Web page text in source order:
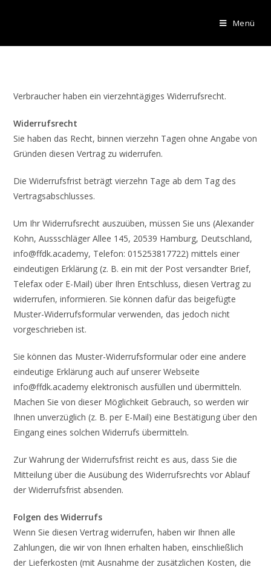
Menü
Verbraucher haben ein vierzehntägiges Widerrufsrecht.
Widerrufsrecht
Sie haben das Recht, binnen vierzehn Tagen ohne Angabe von
Gründen diesen Vertrag zu widerrufen.
Die Widerrufsfrist beträgt vierzehn Tage ab dem Tag des
Vertragsabschlusses.
Um Ihr Widerrufsrecht auszuüben, müssen Sie uns (Alexander
Kohn, Aussschläger Allee 145, 20539 Hamburg, Deutschland,
info@ffdk.academy, Telefon: 015253817722) mittels einer
eindeutigen Erklärung (z. B. ein mit der Post versandter Brief,
Telefax oder E-Mail) über Ihren Entschluss, diesen Vertrag zu
widerrufen, informieren. Sie können dafür das beigefügte
Muster-Widerrufsformular verwenden, das jedoch nicht
vorgeschrieben ist.
Sie können das Muster-Widerrufsformular oder eine andere
eindeutige Erklärung auch auf unserer Webseite
info@ffdk.academy elektronisch ausfüllen und übermitteln.
Machen Sie von dieser Möglichkeit Gebrauch, so werden wir
Ihnen unverzüglich (z. B. per E-Mail) eine Bestätigung über den
Eingang eines solchen Widerrufs übermitteln.
Zur Wahrung der Widerrufsfrist reicht es aus, dass Sie die
Mitteilung über die Ausübung des Widerrufsrechts vor Ablauf
der Widerrufsfrist absenden.
Folgen des Widerrufs
Wenn Sie diesen Vertrag widerrufen, haben wir Ihnen alle
Zahlungen, die wir von Ihnen erhalten haben, einschließlich
der Lieferkosten (mit Ausnahme der zusätzlichen Kosten, die